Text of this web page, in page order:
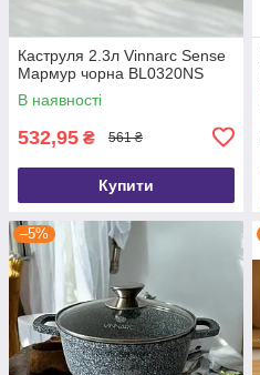
Каструля 2.3л Vinnarc Sense
Мармур чорна BL0320NS
В наявності
532,95 ₴ 561 ₴
Купити
–5%